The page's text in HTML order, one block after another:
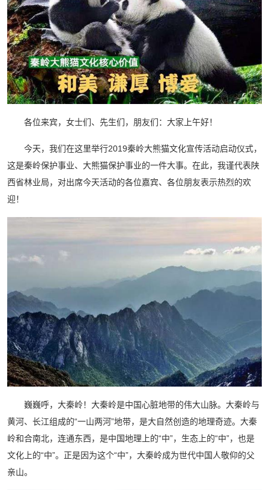
各位来宾，女士们、先生们，朋友们：大家上午好！
今天，我们在这里举行2019秦岭大熊猫文化宣传活动启动仪式，
这是秦岭保护事业、大熊猫保护事业的一件大事。在此，我谨代表陕
西省林业局，对出席今天活动的各位嘉宾、各位朋友表示热烈的欢
迎！
巍巍呼，大秦岭！大秦岭是中国心脏地带的伟大山脉。大秦岭与
黄河、长江组成的“一山两河”地带，是大自然创造的地理奇迹。大秦
岭和合南北，连通东西，是中国地理上的“中”，生态上的“中”，也是
文化上的“中”。正是因为这个“中”，大秦岭成为世代中国人敬仰的父
亲山。